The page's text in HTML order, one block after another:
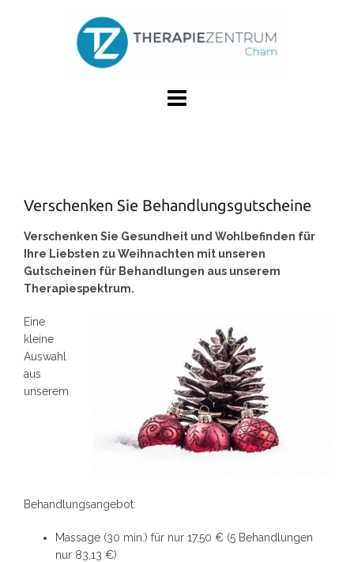
Verschenken Sie Behandlungsgutscheine
Verschenken Sie Gesundheit und Wohlbefinden für
Ihre Liebsten zu Weihnachten mit unseren
Gutscheinen für Behandlungen aus unserem
Therapiespektrum.
Eine
kleine
Auswahl
aus
unserem
Behandlungsangebot:
Massage (30 min.) für nur 17,50 € (5 Behandlungen
nur 83,13 €)